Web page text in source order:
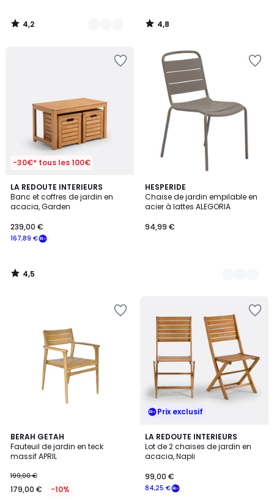
4,2
/
4,8
/
-30€* tous les 100€
LA REDOUTE INTERIEURS
Banc et coffres de jardin en
acacia, Garden
167,89 €
239,00 €
4,5
/ 5
4,5
/
HESPERIDE
Chaise de jardin empilable en
acier à lattes ALEGORIA
94,99 €
5
Couleurs
BERAH GETAH
Fauteuil de jardin en teck
massif APRIL
199,00 €
179,00 € -10%
Prix exclusif
LA REDOUTE INTERIEURS
Lot de 2 chaises de jardin en
acacia, Napli
84,25 €
99,00 €
4,1
/ 5